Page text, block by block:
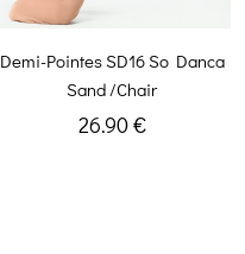
Demi-Pointes SD16 So Danca
Sand /Chair
26.90 €